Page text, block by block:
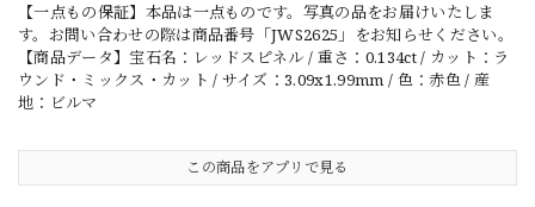
【一点もの保証】本品は一点ものです。写真の品をお届けいたしま
す。お問い合わせの際は商品番号「JWS2625」をお知らせください。
【商品データ】宝石名：レッドスピネル / 重さ：0.134ct / カット：ラ
ウンド・ミックス・カット / サイズ：3.09x1.99mm / 色：赤色 / 産
地：ビルマ
この商品をアプリで見る